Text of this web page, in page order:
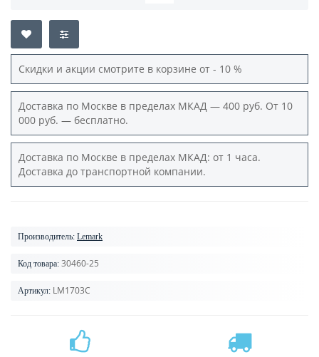
Скидки и акции смотрите в корзине от - 10 %
Доставка по Москве в пределах МКАД — 400 руб. От 10
000 руб. — бесплатно.
Доставка по Москве в пределах МКАД: от 1 часа.
Доставка до транспортной компании.
Производитель: Lemark
Код товара: 30460-25
Артикул: LM1703C